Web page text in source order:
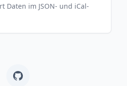
Daten im JSON- und iCal-